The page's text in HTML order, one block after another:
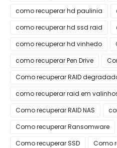
como recuperar hd paulinia
como recuperar hd ssd raid
como recuperar hd vinhedo
como recuperar Pen Drive
Como recuperar RAID
como recuperar raid em
Como recuperar RAID NAS
Como recuperar Ransomware
Como recuperar SSD
Como